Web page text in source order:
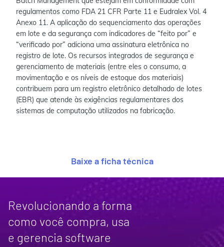
regulamentos como FDA 21 CFR Parte 11 e Eudralex Vol. 4
Anexo 11. A aplicação do sequenciamento das operações
em lote e da segurança com indicadores de “feito por” e
“verificado por” adiciona uma assinatura eletrônica no
registro de lote. Os recursos integrados de segurança e
gerenciamento de materiais (entre eles o consumo, a
movimentação e os níveis de estoque dos materiais)
contribuem para um registro eletrônico detalhado de lotes
(EBR) que atende às exigências regulamentares dos
sistemas de computação utilizados na fabricação.
Baixe a ficha técnica
Revolucionando a forma
como você compra, usa
e gerencia software